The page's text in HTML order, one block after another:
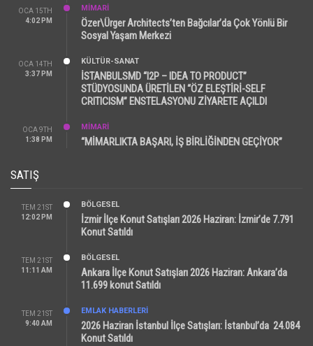
OCA 15TH
4:02 PM
MİMARİ
Özer\Ürger Architects’ten Bağcılar’da Çok Yönlü Bir
Sosyal Yaşam Merkezi
OCA 14TH
3:37 PM
KÜLTÜR-SANAT
İSTANBULSMD “I2P – IDEA TO PRODUCT”
STÜDYOSUNDA ÜRETİLEN “ÖZ ELEŞTİRİ-SELF
CRITICISM” ENSTELASYONU ZİYARETE AÇILDI
OCA 9TH
1:38 PM
MİMARİ
“MİMARLIKTA BAŞARI, İŞ BİRLİĞİNDEN GEÇİYOR”
SATIŞ
TEM 21ST
12:02 PM
BÖLGESEL
İzmir İlçe Konut Satışları 2026 Haziran: İzmir’de 7.791
Konut Satıldı
TEM 21ST
11:11 AM
BÖLGESEL
Ankara İlçe Konut Satışları 2026 Haziran: Ankara’da
11.699 konut Satıldı
TEM 21ST
9:40 AM
EMLAK HABERLERI
2026 Haziran İstanbul İlçe Satışları: İstanbul’da 24.084
Konut Satıldı